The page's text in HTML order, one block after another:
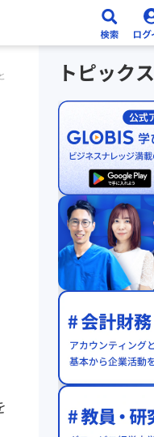
リーダーシップ」トピックス